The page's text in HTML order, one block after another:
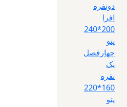
دونفره
افرا
200*240
پتو
چهارفصل
یک
نفره
160*220
پتو